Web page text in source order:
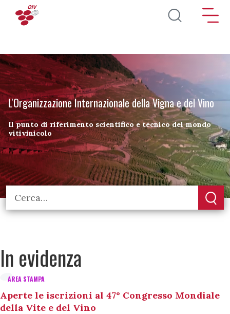
Salta al contenuto principale
L'Organizzazione Internazionale della Vigna e del Vino
Il punto di riferimento scientifico e tecnico del mondo
vitivinicolo
In evidenza
AREA STAMPA
Aperte le iscrizioni al 47° Congresso Mondiale
della Vite e del Vino